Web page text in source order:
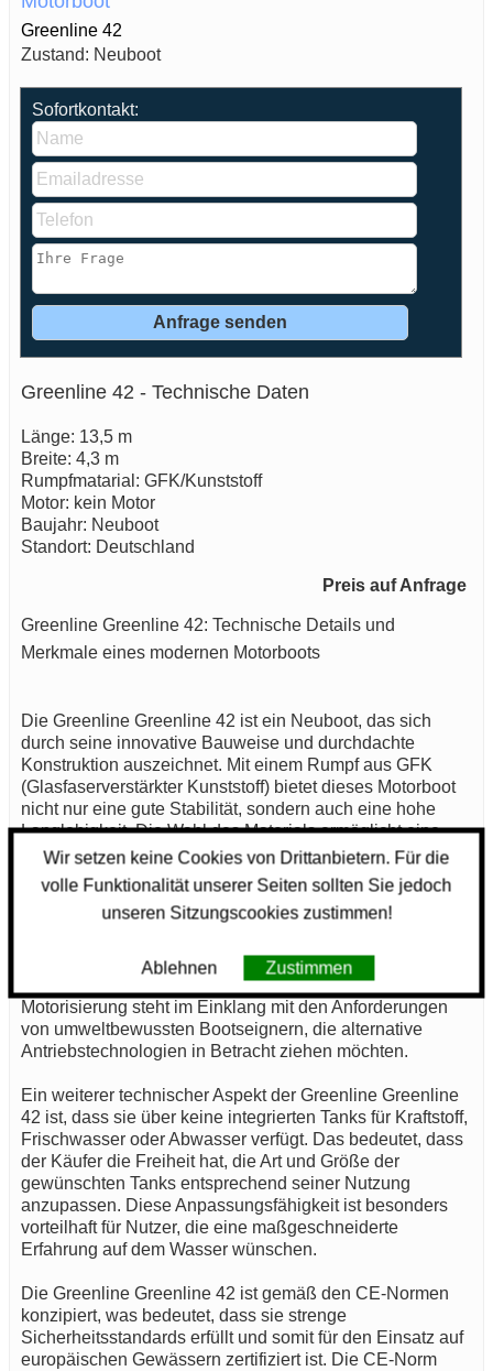
Greenline 42
Zustand: Neuboot
Sofortkontakt:
Greenline 42 - Technische Daten
Länge: 13,5 m
Breite: 4,3 m
Rumpfmatarial: GFK/Kunststoff
Motor: kein Motor
Baujahr: Neuboot
Standort: Deutschland
Preis auf Anfrage
Greenline Greenline 42: Technische Details und
Merkmale eines modernen Motorboots
Die Greenline Greenline 42 ist ein Neuboot, das sich
durch seine innovative Bauweise und durchdachte
Konstruktion auszeichnet. Mit einem Rumpf aus GFK
(Glasfaserverstärkter Kunststoff) bietet dieses Motorboot
nicht nur eine gute Stabilität, sondern auch eine hohe
Langlebigkeit. Die Wahl des Materials ermöglicht eine
leichtere Wartung und eine nachhaltige Nutzung über
viele Jahre hinweg.
Die Greenline Greenline 42 kommt ohne Motor, was
zu entscheiden, welche Antriebslösung am besten für
seine Bedürfnisse geeignet ist. Diese Flexibilität in der
Motorisierung steht im Einklang mit den Anforderungen
von umweltbewussten Bootseignern, die alternative
Antriebstechnologien in Betracht ziehen möchten.
Ein weiterer technischer Aspekt der Greenline Greenline
42 ist, dass sie über keine integrierten Tanks für Kraftstoff,
Frischwasser oder Abwasser verfügt. Das bedeutet, dass
der Käufer die Freiheit hat, die Art und Größe der
gewünschten Tanks entsprechend seiner Nutzung
anzupassen. Diese Anpassungsfähigkeit ist besonders
vorteilhaft für Nutzer, die eine maßgeschneiderte
Erfahrung auf dem Wasser wünschen.
Die Greenline Greenline 42 ist gemäß den CE-Normen
konzipiert, was bedeutet, dass sie strenge
Sicherheitsstandards erfüllt und somit für den Einsatz auf
europäischen Gewässern zertifiziert ist. Die CE-Norm
Wir setzen keine Cookies von Drittanbietern. Für die
volle Funktionalität unserer Seiten sollten Sie jedoch
unseren Sitzungscookies zustimmen!
Ablehnen Zustimmen